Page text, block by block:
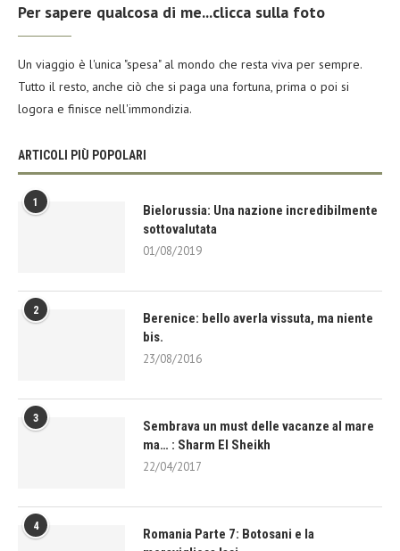
Per sapere qualcosa di me...clicca sulla foto
Un viaggio è l'unica "spesa" al mondo che resta viva per sempre.
Tutto il resto, anche ciò che si paga una fortuna, prima o poi si
logora e finisce nell'immondizia.
ARTICOLI PIÙ POPOLARI
1
Bielorussia: Una nazione incredibilmente
sottovalutata
01/08/2019
2
Berenice: bello averla vissuta, ma niente
bis.
23/08/2016
3
Sembrava un must delle vacanze al mare
ma… : Sharm El Sheikh
22/04/2017
4
Romania Parte 7: Botosani e la